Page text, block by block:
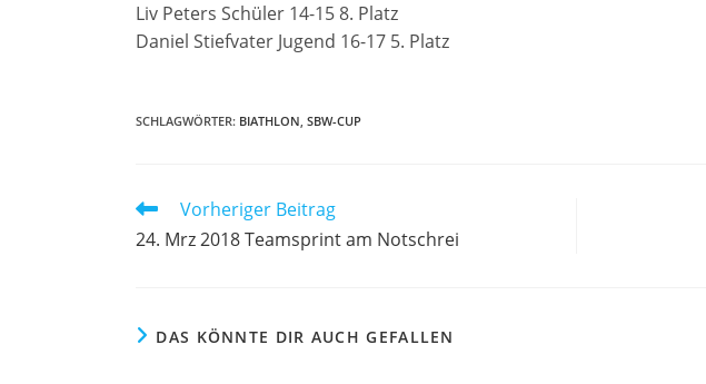
Liv Peters Schüler 14-15 8. Platz
Daniel Stiefvater Jugend 16-17 5. Platz
SCHLAGWÖRTER: BIATHLON, SBW-CUP
Weitere
Artikel
ansehen
Vorheriger Beitrag
24. Mrz 2018 Teamsprint am Notschrei
DAS KÖNNTE DIR AUCH GEFALLEN